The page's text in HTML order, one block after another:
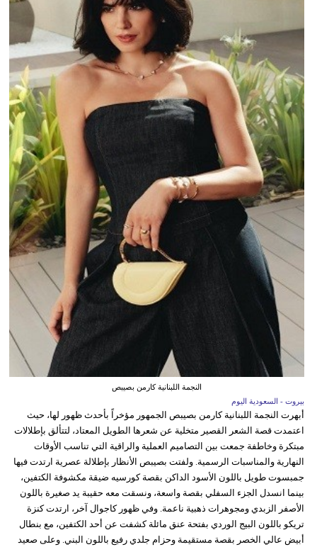
النجمة اللبنانية كارمن بصيبص
بيروت - السعودية اليوم
أبهرت النجمة اللبنانية كارمن بصيبص الجمهور مؤخراً بأحدث ظهور لها، حيث
اعتمدت قصة الشعر القصير متخلية عن شعرها الطويل المعتاد، لتتألق بإطلالات
مبتكرة وخاطفة جمعت بين التصاميم العملية والراقية التي تناسب الأوقات
النهارية والمناسبات الرسمية. ولفتت بصيبص الأنظار بإطلالة عصرية ارتدت فيها
جمبسوت طويل باللون الأسود الداكن بقصة كورسيه ضيقة مكشوفة الكتفين،
بينما انسدل الجزء السفلي بقصة واسعة، ونسقت معه حقيبة يد صغيرة باللون
الأصفر الزبدي ومجوهرات ذهبية ناعمة. وفي ظهور كاجوال آخر، ارتدت كنزة
تريكو باللون البيج الوردي بفتحة عنق مائلة كشفت عن أحد الكتفين، مع بنطال
أبيض عالي الخصر بقصة مستقيمة وحزام جلدي رفيع باللون البني. وعلى صعيد